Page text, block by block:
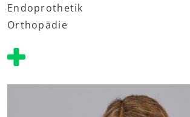
Endoprothetik
Orthopädie